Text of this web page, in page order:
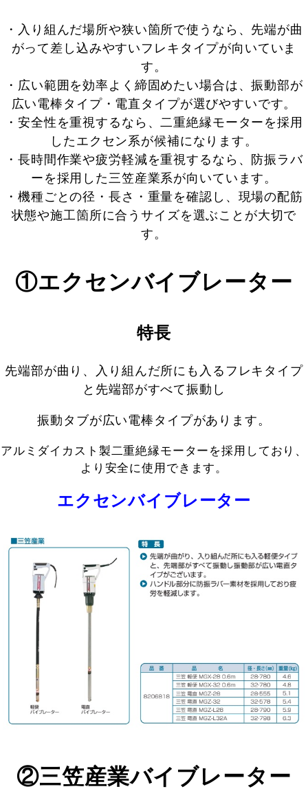
・入り組んだ場所や狭い箇所で使うなら、先端が曲
がって差し込みやすいフレキタイプが向いていま
す。
・広い範囲を効率よく締固めたい場合は、振動部が
広い電棒タイプ・電直タイプが選びやすいです。
・安全性を重視するなら、二重絶縁モーターを採用
したエクセン系が候補になります。
・長時間作業や疲労軽減を重視するなら、防振ラバ
ーを採用した三笠産業系が向いています。
・機種ごとの径・長さ・重量を確認し、現場の配筋
状態や施工箇所に合うサイズを選ぶことが大切で
す。
①エクセンバイブレーター
特長
先端部が曲り、入り組んだ所にも入るフレキタイプ
と先端部がすべて振動し
振動タブが広い電棒タイプがあります。
アルミダイカスト製二重絶縁モーターを採用しており、
より安全に使用できます。
エクセンバイブレーター
②三笠産業バイブレーター